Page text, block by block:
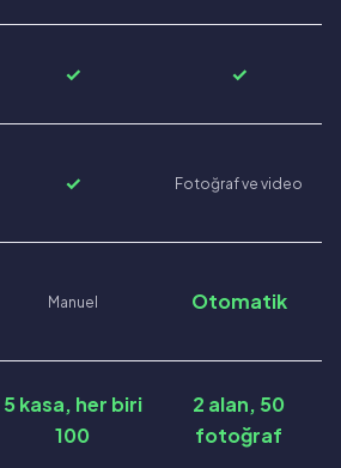
✓ ✓
✓ Fotoğraf ve video
Manuel Otomatik
5 kasa, her biri
100
2 alan, 50
fotoğraf